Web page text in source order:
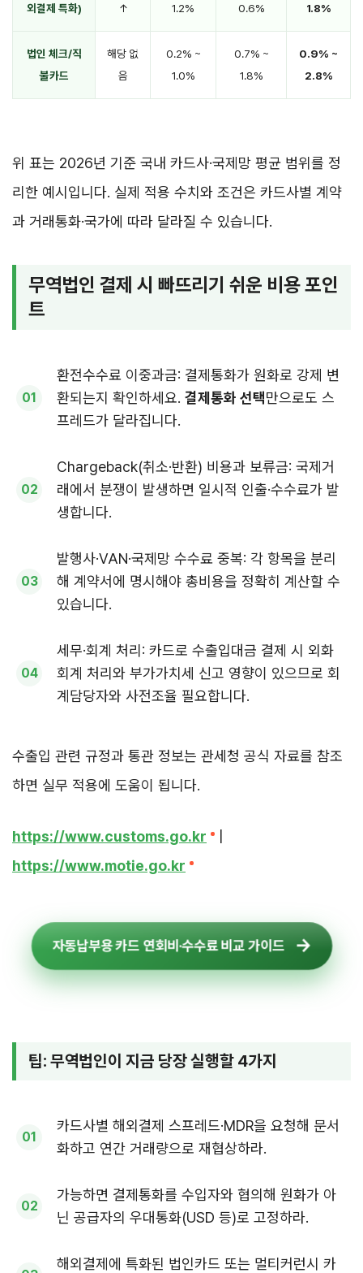
외결제 특화) ↑ 1.2% 0.6% 1.8%
법인 체크/직
불카드
해당 없
음
0.2% ~
1.0%
0.7% ~
1.8%
0.9% ~
2.8%
위 표는 2026년 기준 국내 카드사·국제망 평균 범위를 정
리한 예시입니다. 실제 적용 수치와 조건은 카드사별 계약
과 거래통화·국가에 따라 달라질 수 있습니다.
무역법인 결제 시 빠뜨리기 쉬운 비용 포인
트
환전수수료 이중과금: 결제통화가 원화로 강제 변
환되는지 확인하세요. 결제통화 선택만으로도 스
프레드가 달라집니다.
Chargeback(취소·반환) 비용과 보류금: 국제거
래에서 분쟁이 발생하면 일시적 인출·수수료가 발
생합니다.
발행사·VAN·국제망 수수료 중복: 각 항목을 분리
해 계약서에 명시해야 총비용을 정확히 계산할 수
있습니다.
세무·회계 처리: 카드로 수출입대금 결제 시 외화
회계 처리와 부가가치세 신고 영향이 있으므로 회
계담당자와 사전조율 필요합니다.
수출입 관련 규정과 통관 정보는 관세청 공식 자료를 참조
하면 실무 적용에 도움이 됩니다.
https://www.customs.go.kr
https://www.motie.go.kr
자동납부용 카드 연회비·수수료 비교 가이드
팁: 무역법인이 지금 당장 실행할 4가지
카드사별 해외결제 스프레드·MDR을 요청해 문서
화하고 연간 거래량으로 재협상하라.
가능하면 결제통화를 수입자와 협의해 원화가 아
닌 공급자의 우대통화(USD 등)로 고정하라.
해외결제에 특화된 법인카드 또는 멀티커런시 카